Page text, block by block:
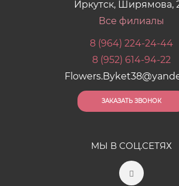
Иркутск, Ширямова,
Все филиалы
8 (964) 224-24-44
8 (952) 614-94-22
ЗАКАЗАТЬ ЗВОНОК
МЫ В СОЦ.СЕТЯХ